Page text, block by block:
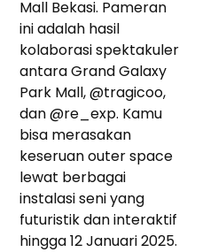
Mall Bekasi. Pameran
ini adalah hasil
kolaborasi spektakuler
antara Grand Galaxy
Park Mall, @tragicoo,
dan @re_exp. Kamu
bisa merasakan
keseruan outer space
lewat berbagai
instalasi seni yang
futuristik dan interaktif
hingga 12 Januari 2025.